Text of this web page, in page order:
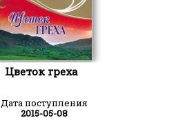
Цветок греха
Дата поступления
2015-05-08